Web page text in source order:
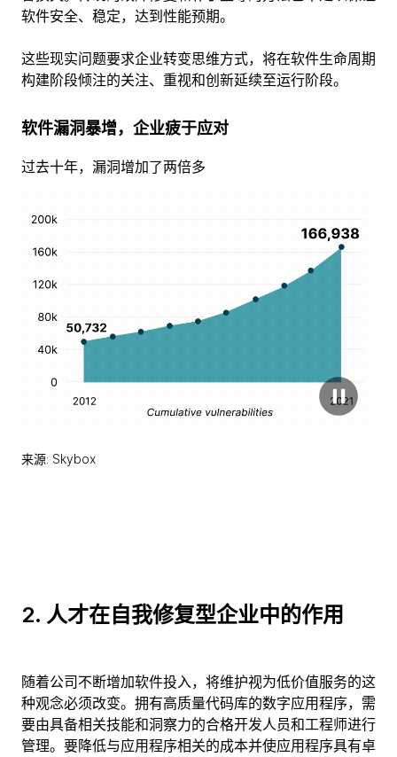
软件安全、稳定，达到性能预期。
这些现实问题要求企业转变思维方式，将在软件生命周期
构建阶段倾注的关注、重视和创新延续至运行阶段。
软件漏洞暴增，企业疲于应对
过去十年，漏洞增加了两倍多
来源: Skybox
2. 人才在自我修复型企业中的作用
随着公司不断增加软件投入，将维护视为低价值服务的这
种观念必须改变。拥有高质量代码库的数字应用程序，需
要由具备相关技能和洞察力的合格开发人员和工程师进行
管理。要降低与应用程序相关的成本并使应用程序具有卓